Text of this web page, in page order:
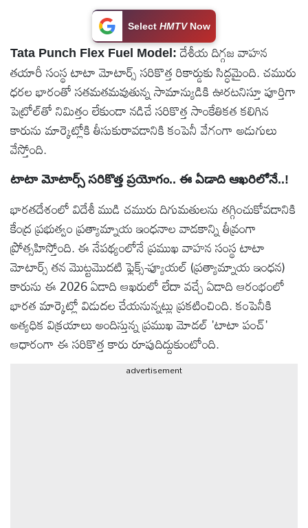
స్పెషల్స్
కెరీర్ &
ఉద్యోగాలు
లైవ్
టీవి
వ్యవసాయం
ఓటీటీ
వీడియోలు
ఆటోమొబైల్
Select HMTVNow
Tata Punch Flex Fuel Model:దేశీయ దిగ్గజ వాహన
తయారీ సంస్థ టాటా మోటార్స్ సరికొత్త రికార్డుకు సిద్ధమైంది. చమురు
ధరల భారంతో సతమతమవుతున్న సామాన్యుడికి ఊరటనిస్తూ పూర్తిగా
పెట్రోల్‌తో నిమిత్తం లేకుండా నడిచే సరికొత్త సాంకేతికత కలిగిన
కారును మార్కెట్లోకి తీసుకురావడానికి కంపెనీ వేగంగా అడుగులు
వేస్తోంది.
టాటా మోటార్స్ సరికొత్త ప్రయోగం.. ఈ ఏడాది ఆఖరిలోనే..!
భారతదేశంలో విదేశీ ముడి చమురు దిగుమతులను తగ్గించుకోవడానికి
కేంద్ర ప్రభుత్వం ప్రత్యామ్నాయ ఇంధనాల వాడకాన్ని తీవ్రంగా
ప్రోత్సహిస్తోంది. ఈ నేపథ్యంలోనే ప్రముఖ వాహన సంస్థ టాటా
మోటార్స్ తన మొట్టమొదటి ఫ్లెక్స్-ఫ్యూయల్ (ప్రత్యామ్నాయ ఇంధన)
కారును ఈ 2026 ఏడాది ఆఖరులో లేదా వచ్చే ఏడాది ఆరంభంలో
భారత మార్కెట్లో విడుదల చేయనున్నట్లు ప్రకటించింది. కంపెనీకి
అత్యధిక విక్రయాలు అందిస్తున్న ప్రముఖ మోడల్ 'టాటా పంచ్'
ఆధారంగా ఈ సరికొత్త కారు రూపుదిద్దుకుంటోంది.
advertisement